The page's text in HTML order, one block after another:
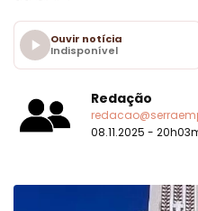
Ouvir notícia
Indisponível
Redação
08.11.2025 -